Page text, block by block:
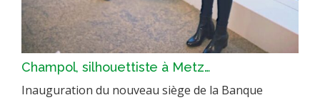
Champol, silhouettiste à Metz…
Inauguration du nouveau siège de la Banque